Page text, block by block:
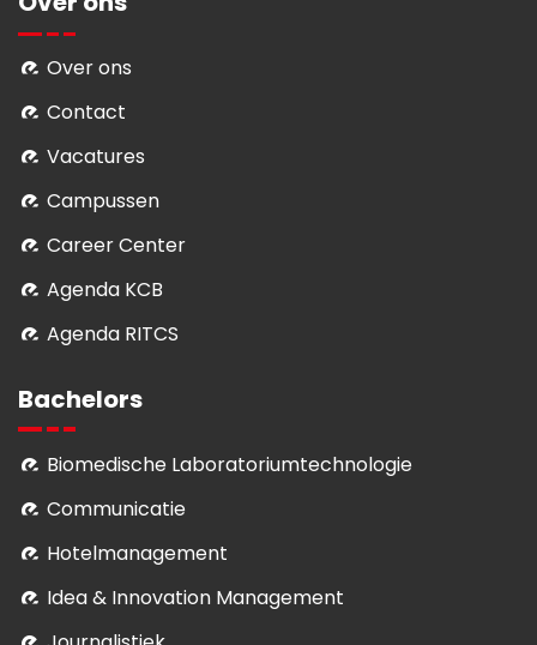
Over ons
Contact
Vacatures
Campussen
Career Center
Agenda KCB
Agenda RITCS
Bachelors
Biomedische Laboratoriumtechnologie
Communicatie
Hotelmanagement
Idea & Innovation Management